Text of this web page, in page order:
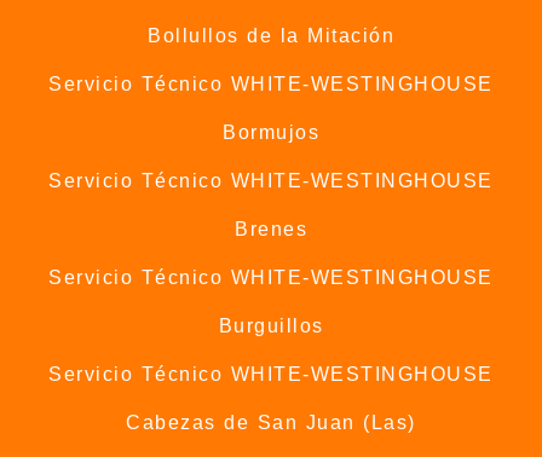
Bollullos de la Mitación
Servicio Técnico WHITE-WESTINGHOUSE
Bormujos
Servicio Técnico WHITE-WESTINGHOUSE
Brenes
Servicio Técnico WHITE-WESTINGHOUSE
Burguillos
Servicio Técnico WHITE-WESTINGHOUSE
Cabezas de San Juan (Las)